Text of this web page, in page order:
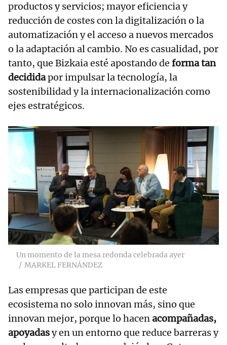
productos y servicios; mayor eficiencia y
reducción de costes con la digitalización o la
automatización y el acceso a nuevos mercados
o la adaptación al cambio. No es casualidad, por
tanto, que Bizkaia esté apostando de forma tan
decididapor impulsar la tecnología, la
sostenibilidad y la internacionalización como
ejes estratégicos.
Un momento de la mesa redonda celebrada ayer
MARKEL FERNÁNDEZ
Las empresas que participan de este
ecosistema no solo innovan más, sino que
innovan mejor, porque lo hacenacompañadas,
apoyadasy en un entorno que reduce barreras y